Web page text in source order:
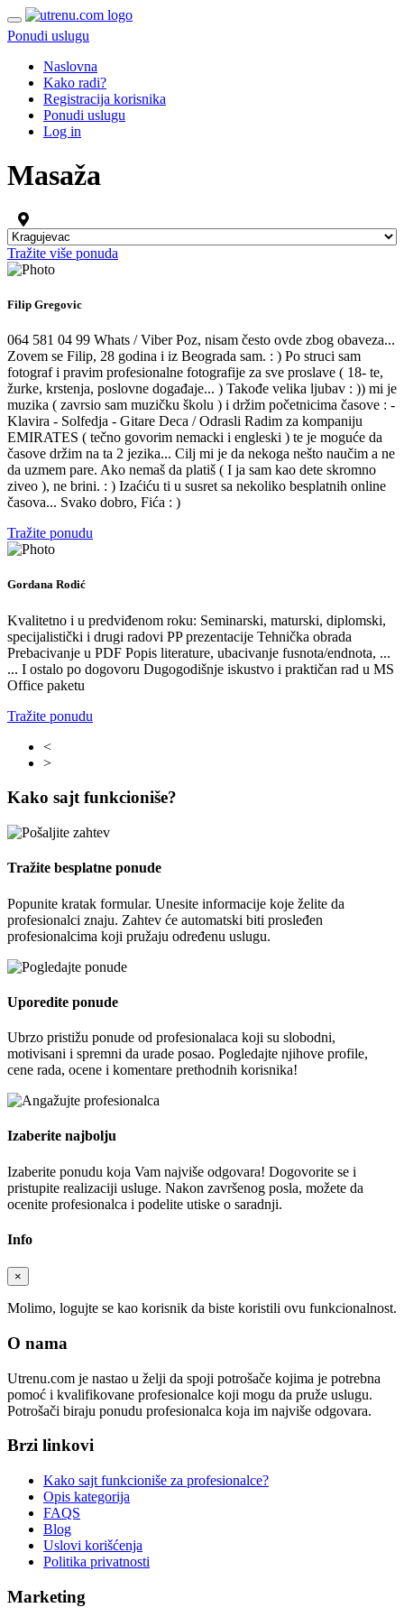
Ponudi uslugu
Naslovna
Kako radi?
Registracija korisnika
Ponudi uslugu
Log in
Masaža
Tražite više ponuda
Filip Gregovic
064 581 04 99 Whats / Viber Poz, nisam često ovde zbog obaveza...
Zovem se Filip, 28 godina i iz Beograda sam. : ) Po struci sam
fotograf i pravim profesionalne fotografije za sve proslave ( 18- te,
žurke, krstenja, poslovne događaje... ) Takođe velika ljubav : )) mi je
muzika ( zavrsio sam muzičku školu ) i držim početnicima časove : -
Klavira - Solfedja - Gitare Deca / Odrasli Radim za kompaniju
EMIRATES ( tečno govorim nemacki i engleski ) te je moguće da
časove držim na ta 2 jezika... Cilj mi je da nekoga nešto naučim a ne
da uzmem pare. Ako nemaš da platiš ( I ja sam kao dete skromno
ziveo ), ne brini. : ) Izaćiću ti u susret sa nekoliko besplatnih online
časova... Svako dobro, Fića : )
Tražite ponudu
Gordana Rodić
Kvalitetno i u predviđenom roku: Seminarski, maturski, diplomski,
specijalistički i drugi radovi PP prezentacije Tehnička obrada
Prebacivanje u PDF Popis literature, ubacivanje fusnota/endnota, ...
... I ostalo po dogovoru Dugogodišnje iskustvo i praktičan rad u MS
Office paketu
Tražite ponudu
<
>
Kako sajt funkcioniše?
Tražite besplatne ponude
Popunite kratak formular. Unesite informacije koje želite da
profesionalci znaju. Zahtev će automatski biti prosleđen
profesionalcima koji pružaju određenu uslugu.
Uporedite ponude
Ubrzo pristižu ponude od profesionalaca koji su slobodni,
motivisani i spremni da urade posao. Pogledajte njihove profile,
cene rada, ocene i komentare prethodnih korisnika!
Izaberite najbolju
Izaberite ponudu koja Vam najviše odgovara! Dogovorite se i
pristupite realizaciji usluge. Nakon završenog posla, možete da
ocenite profesionalca i podelite utiske o saradnji.
Info
×
Molimo, logujte se kao korisnik da biste koristili ovu funkcionalnost.
O nama
Utrenu.com je nastao u želji da spoji potrošače kojima je potrebna
pomoć i kvalifikovane profesionalce koji mogu da pruže uslugu.
Potrošači biraju ponudu profesionalca koja im najviše odgovara.
Brzi linkovi
Kako sajt funkcioniše za profesionalce?
Opis kategorija
FAQS
Blog
Uslovi korišćenja
Politika privatnosti
Marketing